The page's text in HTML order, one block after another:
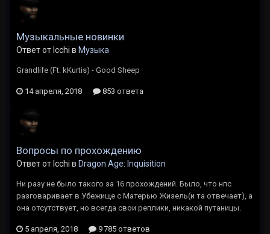
Музыкальные новинки
Ответ от Icchi в Музыка
Grandlife (Ft. kKurtis) - Good Sheep
14 апреля, 2018 853 ответа
Вопросы по прохождению
Ответ от Icchi в Dragon Age: Inquisition
Ни разу не было такого за 16 прохождений. Было, что нпс
разговаривает в Убежище с Матерью Жизель(и та отвечает), а
она отсутствует, но всегда свои реплики, никакой путаницы.
5 апреля, 2018 9 785 ответов